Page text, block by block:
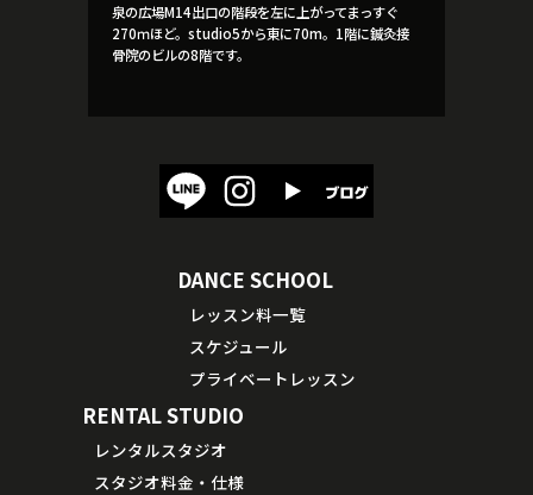
泉の広場M14出口の階段を左に上がってまっすぐ
270ｍほど。studio5から東に70m。1階に鍼灸接
骨院のビルの8階です。
DANCE SCHOOL
レッスン料一覧
スケジュール
プライベートレッスン
RENTAL STUDIO
レンタルスタジオ
スタジオ料金・仕様